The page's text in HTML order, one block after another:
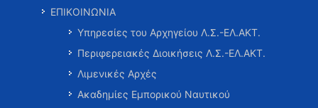
ΕΠΙΚΟΙΝΩΝΙΑ
Υπηρεσίες του Αρχηγείου Λ.Σ.-ΕΛ.ΑΚΤ.
Περιφερειακές Διοικήσεις Λ.Σ.-ΕΛ.ΑΚΤ.
Λιμενικές Αρχές
Ακαδημίες Εμπορικού Ναυτικού